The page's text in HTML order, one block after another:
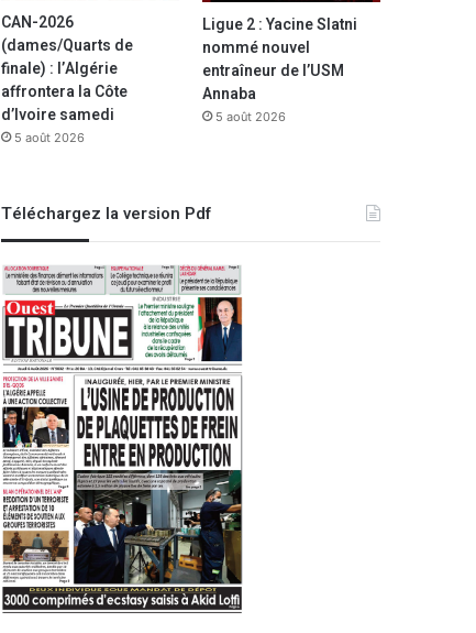
CAN-2026
(dames/Quarts de
finale) : l’Algérie
affrontera la Côte
d’Ivoire samedi
5 août 2026
Ligue 2 : Yacine Slatni
nommé nouvel
entraîneur de l’USM
Annaba
5 août 2026
Téléchargez la version Pdf